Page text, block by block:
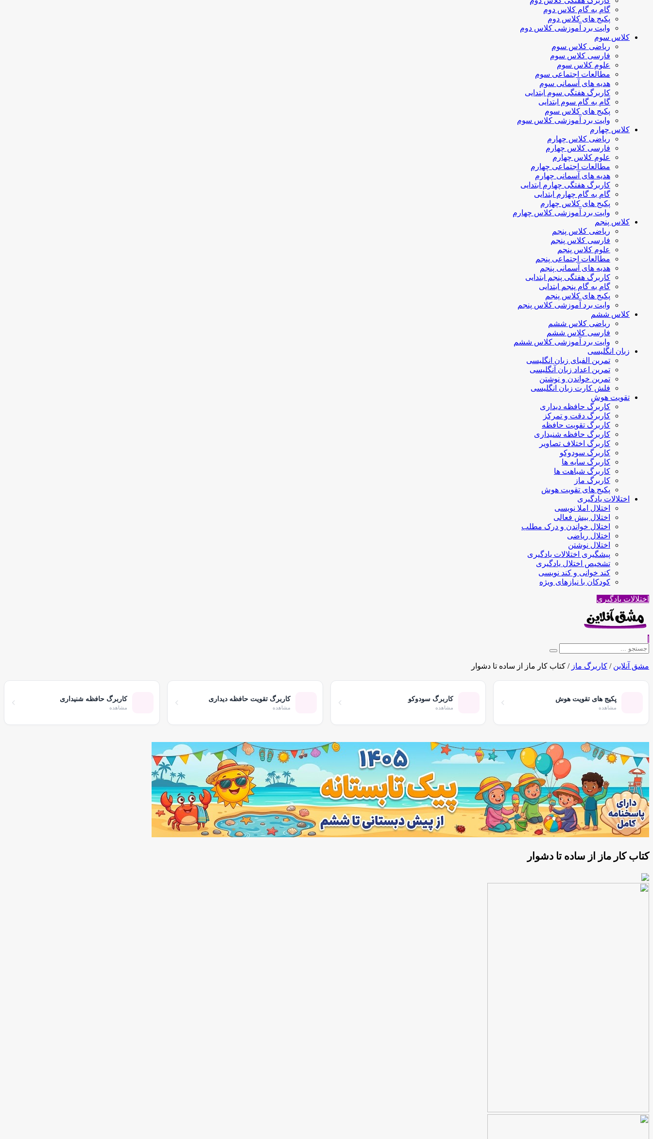
گام به گام کلاس دوم
پکیج های کلاس دوم
وایت برد آموزشی کلاس دوم
کلاس سوم
ریاضی کلاس سوم
فارسی کلاس سوم
علوم کلاس سوم
مطالعات اجتماعی سوم
هدیه های آسمانی سوم
کاربرگ هفتگی سوم ابتدایی
گام به گام سوم ابتدایی
پکیج های کلاس سوم
وایت برد آموزشی کلاس سوم
کلاس چهارم
ریاضی کلاس چهارم
فارسی کلاس چهارم
علوم کلاس چهارم
مطالعات اجتماعی چهارم
هدیه های آسمانی چهارم
کاربرگ هفتگی چهارم ابتدایی
گام به گام چهارم ابتدایی
پکیج های کلاس چهارم
وایت برد آموزشی کلاس چهارم
کلاس پنجم
ریاضی کلاس پنجم
فارسی کلاس پنجم
علوم کلاس پنجم
مطالعات اجتماعی پنجم
هدیه های آسمانی پنجم
کاربرگ هفتگی پنجم ابتدایی
گام به گام پنجم ابتدایی
پکیج های کلاس پنجم
وایت برد آموزشی کلاس پنجم
کلاس ششم
ریاضی کلاس ششم
فارسی کلاس ششم
وایت برد آموزشی کلاس ششم
زبان انگلیسی
تمرین الفبای زبان انگلیسی
تمرین اعداد زبان آنگلیسی
تمرین خواندن و نوشتن
فلش کارت زبان انگلیسی
تقویت هوش
کاربرگ حافظه دیداری
کاربرگ دقت و تمرکز
کاربرگ تقویت حافظه
کاربرگ حافظه شنیداری
کاربرگ اختلاف تصاویر
کاربرگ سودوکو
کاربرگ سایه ها
کاربرگ شباهت ها
کاربرگ ماز
پکیج های تقویت هوش
اختلالات یادگیری
اختلال املا نویسی
اختلال بیش فعالی
اختلال خواندن و درک مطلب
اختلال ریاضی
اختلال نوشتن
پیشگیری اختلالات یادگیری
تشخیص اختلال یادگیری
کند خوانی و کند نویسی
کودکان با نیازهای ویژه
اختلالات یادگیری
|
مشق آنلاین / کاربرگ ماز / کتاب کار ماز از ساده تا دشوار
پکیج های تقویت هوش
مشاهده
کاربرگ سودوکو
مشاهده
کاربرگ تقویت حافظه دیداری
مشاهده
کاربرگ حافظه شنیداری
مشاهده
کتاب کار ماز از ساده تا دشوار